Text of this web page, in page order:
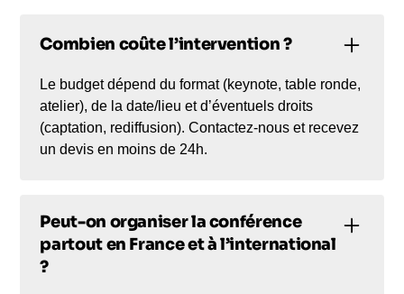
Combien coûte l’intervention ?
Le budget dépend du format (keynote, table ronde,
atelier), de la date/lieu et d’éventuels droits
(captation, rediffusion). Contactez-nous et recevez
un devis en moins de 24h.
Peut-on organiser la conférence
partout en France et à l’international
?